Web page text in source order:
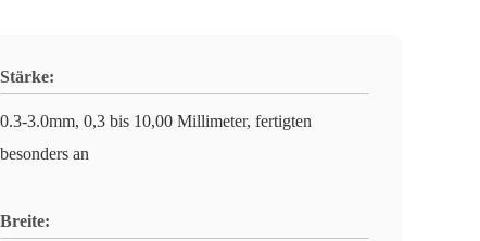
Stärke:
0.3-3.0mm, 0,3 bis 10,00 Millimeter, fertigten
besonders an
Breite: